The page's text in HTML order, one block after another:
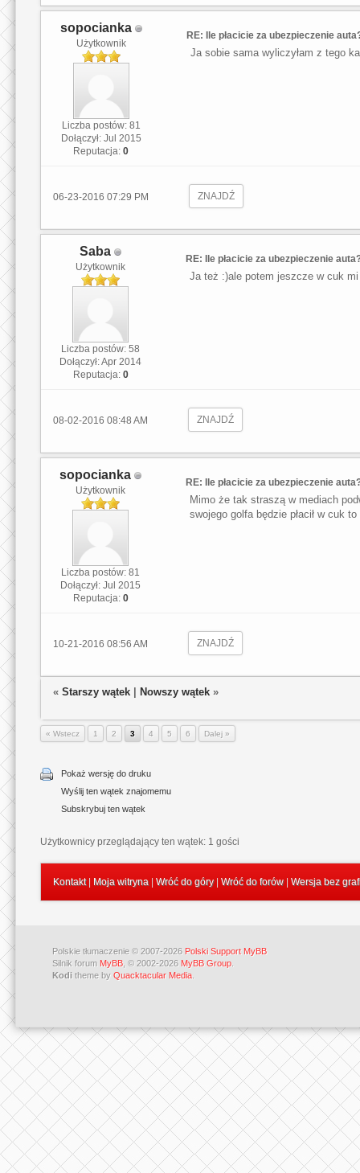
sopocianka
Użytkownik
Liczba postów: 81
Dołączył: Jul 2015
Reputacja: 0
RE: Ile płacicie za ubezpieczenie
Ja sobie sama wyliczyłam z tego
06-23-2016 07:29 PM ZNAJDŹ
Saba
Użytkownik
Liczba postów: 58
Dołączył: Apr 2014
Reputacja: 0
RE: Ile płacicie za ubezpieczenie
Ja też :)ale potem jeszcze w cuk mi
08-02-2016 08:48 AM ZNAJDŹ
sopocianka
Użytkownik
Liczba postów: 81
Dołączył: Jul 2015
Reputacja: 0
RE: Ile płacicie za ubezpieczenie
Mimo że tak straszą w mediach
swojego golfa będzie płacił w cuk
10-21-2016 08:56 AM ZNAJDŹ
« Starszy wątek Nowszy wątek »
« Wstecz 1 2 3 4 5 6 Dalej »
Pokaż wersję do druku
Wyślij ten wątek znajomemu
Subskrybuj ten wątek
Użytkownicy przeglądający ten wątek: 1 gości
Kontakt| Moja witryna Wróć do góry| Wróć do forów| Wersja bez
Polskie tłumaczenie © 2007-2026 Polski Support MyBB
Silnik forum MyBB , © 2002-2026 MyBB Group
Kodi theme by Quacktacular Media